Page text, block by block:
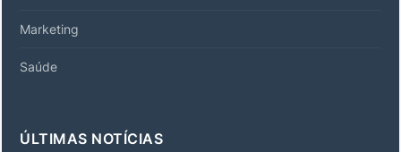
Marketing
Saúde
ÚLTIMAS NOTÍCIAS